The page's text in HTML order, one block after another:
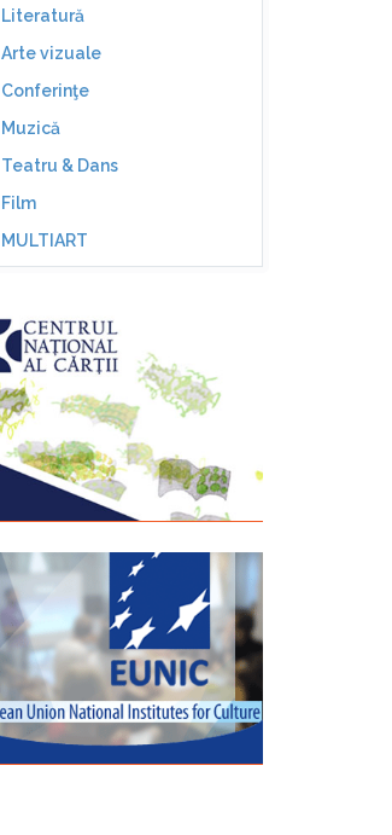
Literatură
Arte vizuale
Conferinţe
Muzică
Teatru & Dans
Film
MULTIART